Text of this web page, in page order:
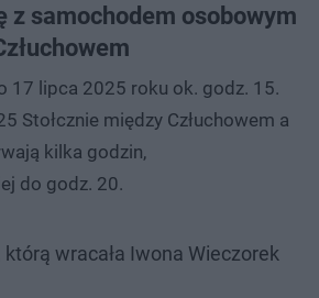
z samochodem osobowym
17 lipca 2025 roku ok. godz. 15.
Stołcznie między Człuchowem a
kilka godzin,
do godz. 20.
wracała Iwona Wieczorek